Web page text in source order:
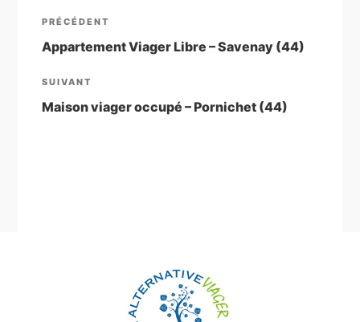
Navigation
de
l’article
Article
précédent
PRÉCÉDENT
Appartement Viager Libre – Savenay (44)
Article
suivant
SUIVANT
Maison viager occupé – Pornichet (44)